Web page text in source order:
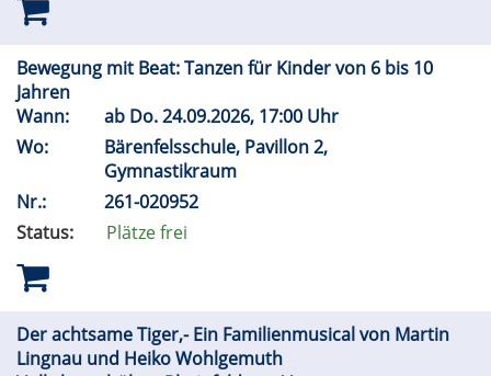
Bewegung mit Beat: Tanzen für Kinder von 6 bis 10
Jahren
Wann:
ab Do.24.09.2026, 17:00 Uhr
Wo:
Bärenfelsschule, Pavillon 2,
Gymnastikraum
Nr.:
261-020952
Status:
Plätze frei
Der achtsame Tiger,- Ein Familienmusical von Martin
Lingnau und Heiko Wohlgemuth